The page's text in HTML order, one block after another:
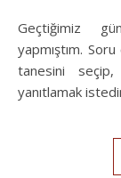
Geçtiğimiz günlerde Instagram'da bir soru-cevap
yapmıştım.
tanesini seçip,
yanıtlamak